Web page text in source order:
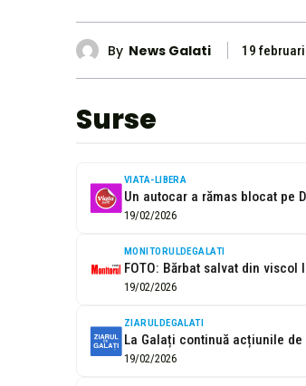
By News Galati 19
Surse
VIATA-LIBERA
Un autocar a rămas blocat pe
19/02/2026
MONITORULDEGALATI
19/02/2026
ZIARULDEGALATI
La Galați continuă acțiunile
19/02/2026